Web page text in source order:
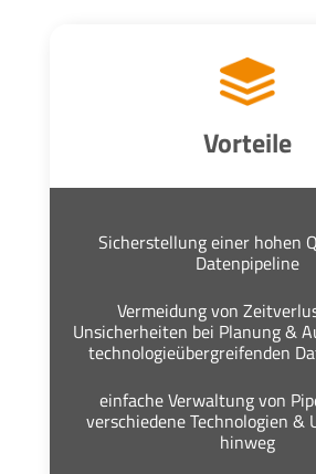
Vorteile
Sicherstellung einer hohen
Datenpipeline
Vermeidung von
Unsicherheiten bei Planung &
technologieübergreifenden
einfache Verwaltung von
verschiedene Technologien &
hinweg